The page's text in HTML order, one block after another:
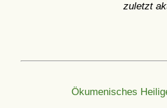
zuletzt
Ökumenisches